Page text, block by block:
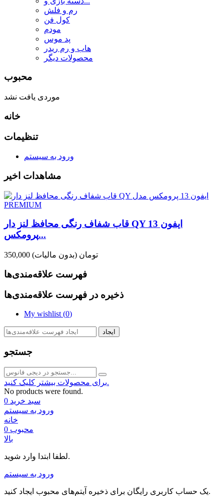
رم و فلش
کول فن
مودم
پد موس
هاب و رم ریدر
محصولات دیگر
محبوب
موردی یافت نشد
خانه
تنظیمات
ورود به سیستم
مشاهدات اخیر
قاب شفاف رنگی محافظ لنز دار QY ایفون 13
پرومکس...
350,000 تومان (بدون مالیات)
فهرست علاقه‌مندی‌ها
ذخیره در فهرست علاقه‌مندی‌ها
My wishlist (0)
ایجاد
جستجو
برای محصولات بیشتر کلیک کنید.
No products were found.
سبد خرید 0
ورود به سیستم
خانه
محبوب 0
بالا
لطفا ابتدا وارد شوید.
ورود به سیستم
یک حساب کاربری رایگان برای ذخیره آیتم‌های محبوب ایجاد کنید.